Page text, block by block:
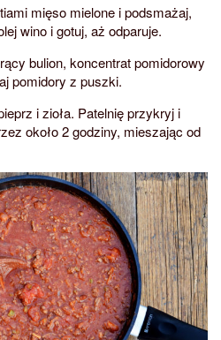
mięso mielone i podsmażaj,
wino i gotuj, aż odparuje.
bulion, koncentrat pomidorowy
pomidory z puszki.
i zioła. Patelnię przykryj i
około 2 godziny, mieszając od